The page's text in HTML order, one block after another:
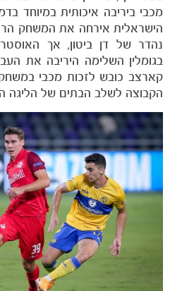
מכבי ביריבה איכותית במיוחד
הישראלית אירחה את המשחק
קארצב כובש לזכות מכבי
הקבוצה לשלב הבתים של הליגה